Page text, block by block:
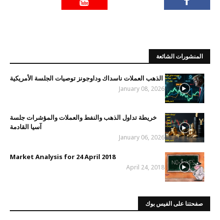
المنشورات الشائعة
الذهب العملات ناسداك وداوجونز توصيات الجلسة الأمريكية
January 08, 2026
خريطة تداول الذهب والنفط والعملات والمؤشرات جلسة
آسيا القادمة
January 06, 2026
Market Analysis for 24 April 2018
April 24, 2018
صفحتنا على الفيس بوك